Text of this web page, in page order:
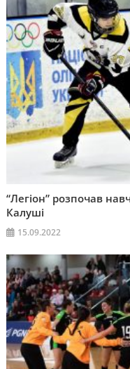
“Легіон” розпочав
Калуші
15.09.2022